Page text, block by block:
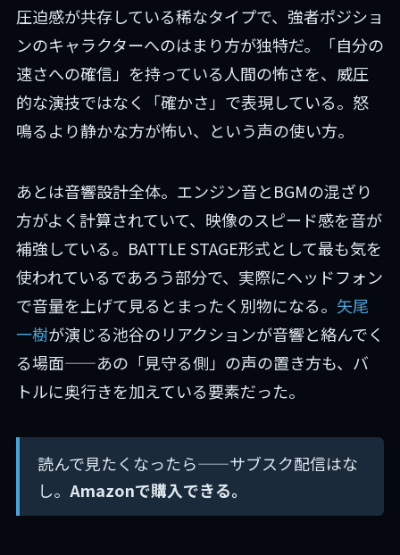
圧迫感が共存している稀なタイプで、強者ポジショ
ンのキャラクターへのはまり方が独特だ。「自分の
速さへの確信」を持っている人間の怖さを、威圧
的な演技ではなく「確かさ」で表現している。怒
鳴るより静かな方が怖い、という声の使い方。
あとは音響設計全体。エンジン音とBGMの混ざり
方がよく計算されていて、映像のスピード感を音が
補強している。BATTLE STAGE形式として最も気を
使われているであろう部分で、実際にヘッドフォン
で音量を上げて見るとまったく別物になる。 矢尾
一樹が演じる池谷のリアクションが音響と絡んでく
る場面——あの「見守る側」の声の置き方も、バ
トルに奥行きを加えている要素だった。
読んで見たくなったら——サブスク配信はな
し。 Amazonで購入できる。